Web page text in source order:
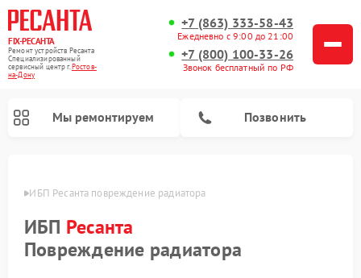
FIX-РЕСАНТА
Ремонт устройств Ресанта
Специализированный
cервисный центр г.Ростов-
на-Дону
+7 (863) 333-58-43
Ежедневно с 9:00 до 21:00
+7 (800) 100-33-26
Звонок бесплатный по РФ
Мы ремонтируем Позвонить
Дону ИБП Ресанта повреждение радиатора
ИБП Ресанта
Повреждение радиатора